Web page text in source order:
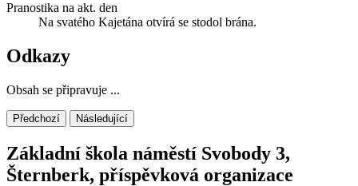
Pranostika na akt. den
Na svatého Kajetána otvírá se stodol brána.
Odkazy
Obsah se připravuje ...
Předchozí Následující
Základní škola náměstí Svobody 3,
Šternberk, příspěvková organizace